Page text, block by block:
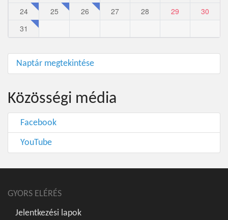
24
25 26 27 28 29
30
31
Naptár megtekintése
Közösségi média
Facebook
YouTube
GYORS ELÉRÉS
Jelentkezési lapok